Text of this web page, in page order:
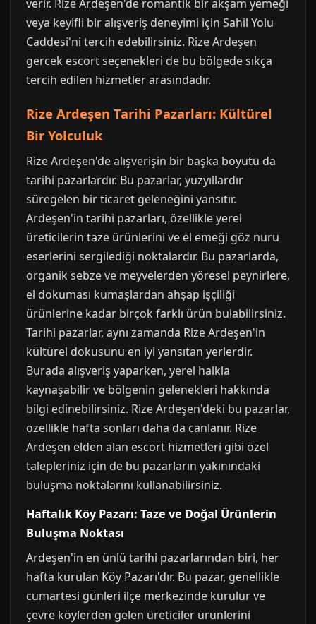
verir. Rize Ardeşen'de romantik bir akşam yemeği
veya keyifli bir alışveriş deneyimi için Sahil Yolu
Caddesi'ni tercih edebilirsiniz. Rize Ardeşen
gercek escort seçenekleri de bu bölgede sıkça
tercih edilen hizmetler arasındadır.
Rize Ardeşen Tarihi Pazarları: Kültürel
Bir Yolculuk
Rize Ardeşen'de alışverişin bir başka boyutu da
tarihi pazarlardır. Bu pazarlar, yüzyıllardır
süregelen bir ticaret geleneğini yansıtır.
Ardeşen'in tarihi pazarları, özellikle yerel
üreticilerin taze ürünlerini ve el emeği göz nuru
eserlerini sergilediği noktalardır. Bu pazarlarda,
organik sebze ve meyvelerden yöresel peynirlere,
el dokuması kumaşlardan ahşap işçiliği
ürünlerine kadar birçok farklı ürün bulabilirsiniz.
Tarihi pazarlar, aynı zamanda Rize Ardeşen'in
kültürel dokusunu en iyi yansıtan yerlerdir.
Burada alışveriş yaparken, yerel halkla
kaynaşabilir ve bölgenin gelenekleri hakkında
bilgi edinebilirsiniz. Rize Ardeşen'deki bu pazarlar,
özellikle hafta sonları daha da canlanır. Rize
Ardeşen elden alan escort hizmetleri gibi özel
talepleriniz için de bu pazarların yakınındaki
buluşma noktalarını kullanabilirsiniz.
Haftalık Köy Pazarı: Taze ve Doğal Ürünlerin
Buluşma Noktası
Ardeşen'in en ünlü tarihi pazarlarından biri, her
hafta kurulan Köy Pazarı'dır. Bu pazar, genellikle
cumartesi günleri ilçe merkezinde kurulur ve
çevre köylerden gelen üreticiler ürünlerini